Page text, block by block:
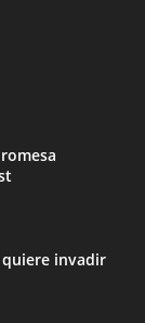
quiere invadir